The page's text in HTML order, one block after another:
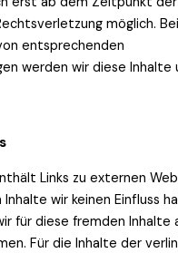
möglich. Bei
entsprechenden
werden wir diese Inhalte
Links zu externen
wir keinen Einfluss
für diese fremden Inhalte
Für die Inhalte der